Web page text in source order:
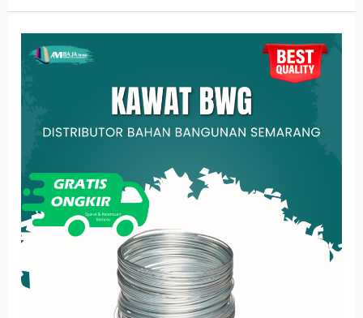
Memahami
Kegunaan
BWG
(Bendrat)
dalam
Berbagai
Aplikasi